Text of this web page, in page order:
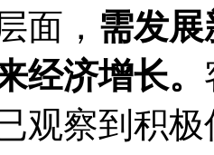
面， 需发
经济增长。
观察到积